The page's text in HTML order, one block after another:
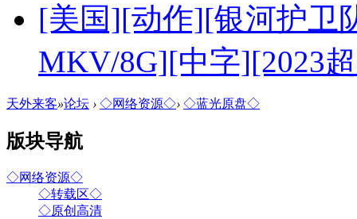
[美国][动作][银河护卫
MKV/8G][中字][2023
天外来客»论坛 › ◇网络资源◇› ◇蓝光原盘◇
版块导航
◇网络资源◇
◇转载区◇
◇原创高清